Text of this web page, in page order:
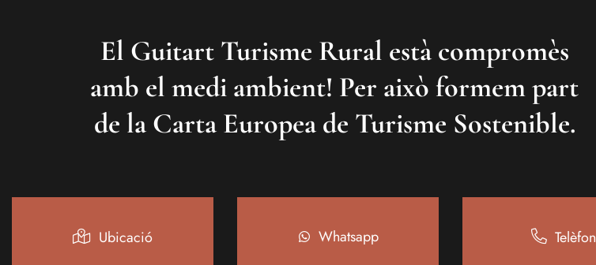
El Guitart Turisme Rural està compromès
amb el medi ambient! Per això formem part
de la Carta Europea de Turisme Sostenible.
Ubicació Whatsapp Telèfon